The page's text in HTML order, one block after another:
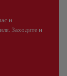
и
Заходите и